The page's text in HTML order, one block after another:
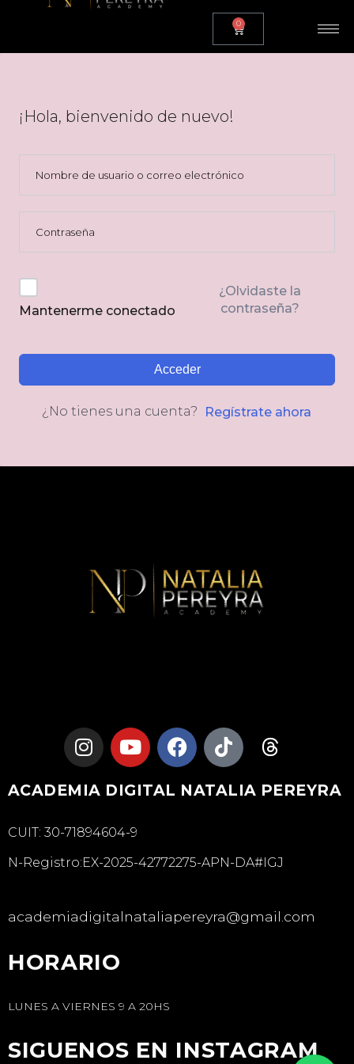
0
¡Hola, bienvenido de nuevo!
Mantenerme conectado
¿Olvidaste la
contraseña?
Acceder
¿No tienes una cuenta? Regístrate ahora
ACADEMIA DIGITAL NATALIA PEREYRA
CUIT: 30-71894604-9
N-Registro:EX-2025-42772275-APN-DA#IGJ
academiadigitalnataliapereyra@gmail.com
HORARIO
LUNES A VIERNES 9 A 20HS
SIGUENOS EN INSTAGRAM